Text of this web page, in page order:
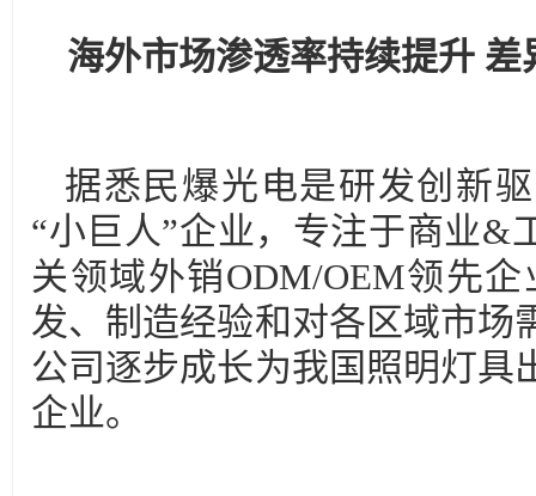
海外市场渗透率持续提升 差
据悉民爆光电是研发创新
“小巨人”企业，专注于商业&
关领域外销ODM/OEM领先
发、制造经验和对各区域市场
公司逐步成长为我国照明灯具
企业。